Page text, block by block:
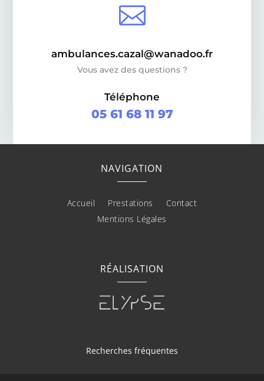

ambulances.cazal@wanadoo.fr
Vous avez des questions ?
Téléphone
05 61 68 11 97
NAVIGATION
Accueil Prestations
Contact
Mentions Légales
RÉALISATION
Recherches fréquentes